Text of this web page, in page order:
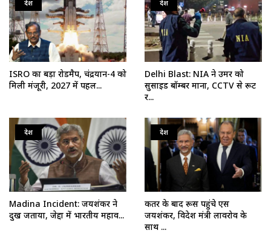
देश
ISRO का बड़ा रोडमैप, चंद्रयान-4 को
मिली मंजूरी, 2027 में पहल...
देश
Delhi Blast: NIA ने उमर को
सुसाइड बॉम्बर माना, CCTV से रूट
र...
देश
Madina Incident: जयशंकर ने
दुख जताया, जेद्दा में भारतीय महाव...
देश
कतर के बाद रूस पहुंचे एस
जयशंकर, विदेश मंत्री लावरोव के
साथ ...